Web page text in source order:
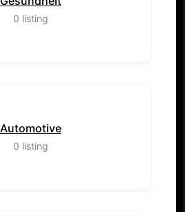
0 listing
Automotive
0 listing